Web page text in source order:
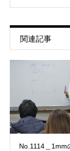
関連記事
No.1114＿1mm